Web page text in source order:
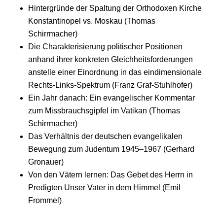
Hintergründe der Spaltung der Orthodoxen Kirche
Konstantinopel vs. Moskau (Thomas
Schirrmacher)
Die Charakterisierung politischer Positionen
anhand ihrer konkreten Gleichheitsforderungen
anstelle einer Einordnung in das eindimensionale
Rechts-Links-Spektrum (Franz Graf-Stuhlhofer)
Ein Jahr danach: Ein evangelischer Kommentar
zum Missbrauchsgipfel im Vatikan (Thomas
Schirrmacher)
Das Verhältnis der deutschen evangelikalen
Bewegung zum Judentum 1945–1967 (Gerhard
Gronauer)
Von den Vätern lernen: Das Gebet des Herrn in
Predigten Unser Vater in dem Himmel (Emil
Frommel)